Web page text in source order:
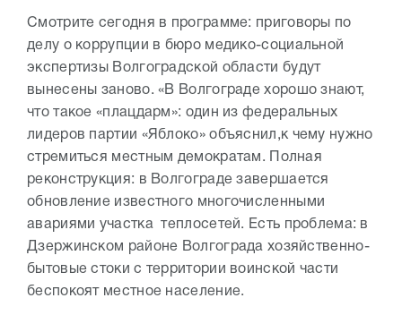
Смотрите сегодня в программе: приговоры по
делу о коррупции в бюро медико-социальной
экспертизы Волгоградской области будут
вынесены заново. «В Волгограде хорошо знают,
что такое «плацдарм»: один из федеральных
лидеров партии «Яблоко» объяснил,к чему нужно
стремиться местным демократам. Полная
реконструкция: в Волгограде завершается
обновление известного многочисленными
авариями участка теплосетей. Есть проблема: в
Дзержинском районе Волгограда хозяйственно-
бытовые стоки с территории воинской части
беспокоят местное население.